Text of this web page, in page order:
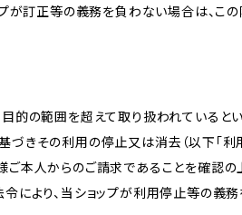
が訂正等の義務を負わない場合は、この
的の範囲を超えて取り扱われている
きその利用の停止又は消去（以下「利
本人からのご請求であることを確認
により、当ショップが利用停止等の義